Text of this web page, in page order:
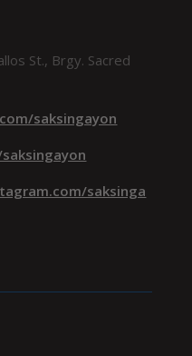
St., Brgy. Sacred
saksingayon
saksinga